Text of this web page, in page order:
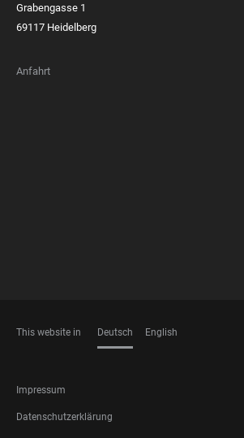
Grabengasse 1
69117 Heidelberg
Anfahrt
This website in Deutsch English
FOOTER
LEGAL
Impressum
Datenschutzerklärung